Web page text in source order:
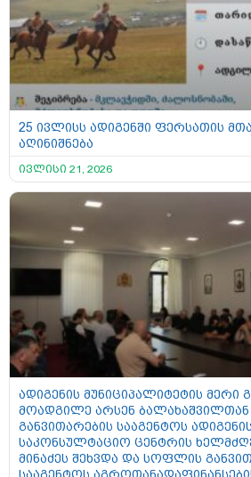
25 ივლისს ადიგენში ფერსათის
აღინიშნება
ივლისი 21, 2026
ადიგენის მუნიციპალიტეტის მერი
მოადგილე არსენ
განვითარების სააგენტოს
საკონსულტაციო ცენტრის
მინაძეს შეხვდა და სოფლის